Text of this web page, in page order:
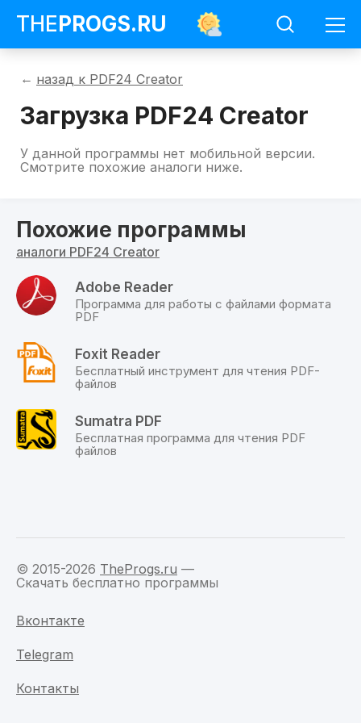
THEPROGS.RU
Программы
PDF24
Загрузить
PDF24
назад к PDF24 Creator
Загрузка PDF24 Creator
данной
странице
PDF24
Creator
для
доступных
операционных
систем
сайта
по
прямой
У данной программы нет мобильной версии.
Смотрите похожие аналоги ниже.
Похожие программы
аналоги PDF24 Creator
Adobe Reader
Программа для работы с файлами формата
PDF
Foxit Reader
Бесплатный инструмент для чтения PDF-
файлов
Sumatra PDF
Бесплатная программа для чтения PDF
файлов
© 2015-2026 TheProgs.ru —
Скачать бесплатно программы
Вконтакте
Telegram
Контакты